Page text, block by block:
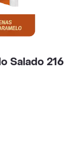
Salado 216